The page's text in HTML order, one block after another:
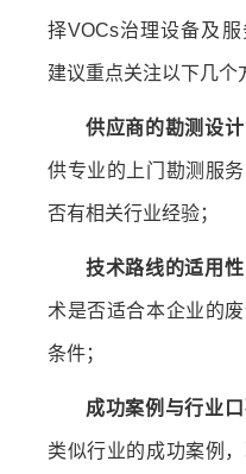
择VOCs治理设备及服
建议重点关注以下几个
供应商的勘测设
供专业的上门勘测服
否有相关行业经验；
技术路线的适用性
术是否适合本企业的
条件；
成功案例与行业
类似行业的成功案例